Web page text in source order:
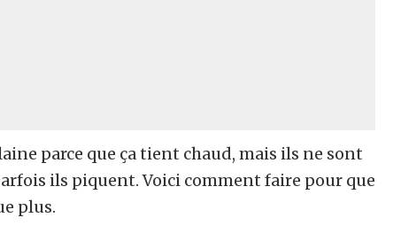
parce que ça tient chaud, mais ils ne sont
ils piquent. Voici comment faire pour que
plus.